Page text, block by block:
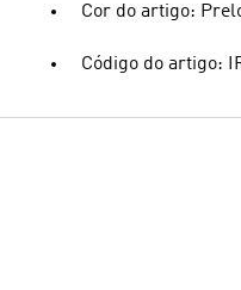
Cor do artigo:
Código do artigo: